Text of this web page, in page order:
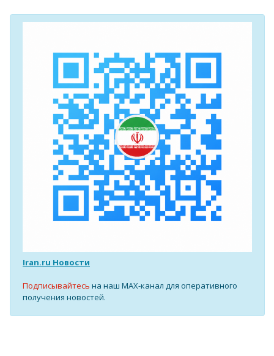
Iran.ru Новости
Подписывайтесь на наш MAX-канал для оперативного
получения новостей.